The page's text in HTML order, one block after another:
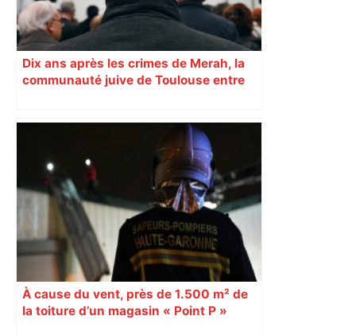
Dix ans après les crimes de Merah, la
communauté juive de Toulouse entre
À cause du vent, près de 1.500 m² de
la toiture d’un magasin « Point P »